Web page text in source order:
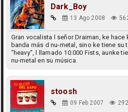
Dark_Boy
13 Ago 2008
Gran vocalista l señor Draiman, ke hace
banda más d nu-metal, sino ke tiene
"heavy", l llamado 10.000 Fists, aunke
nu-metal en su música.
stoosh
09 Feb 2007 292